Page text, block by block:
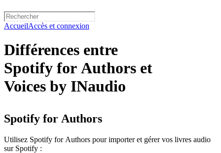
AccueilAccès et connexion
Différences entre
Spotify for Authors et
Voices by INaudio
Spotify for Authors
Utilisez Spotify for Authors pour importer et gérer vos livres audio
sur Spotify :